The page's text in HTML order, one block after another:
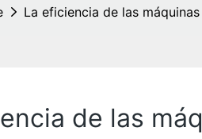
La eficiencia de las
de las